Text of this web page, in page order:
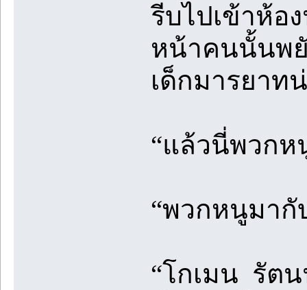
รีบไปเข้าห้อ
หน้าคนนั้นพ
เด็กมารยาท
“แล้วนี่พวกห
“พวกหนูมากั
“โกเมน รัต